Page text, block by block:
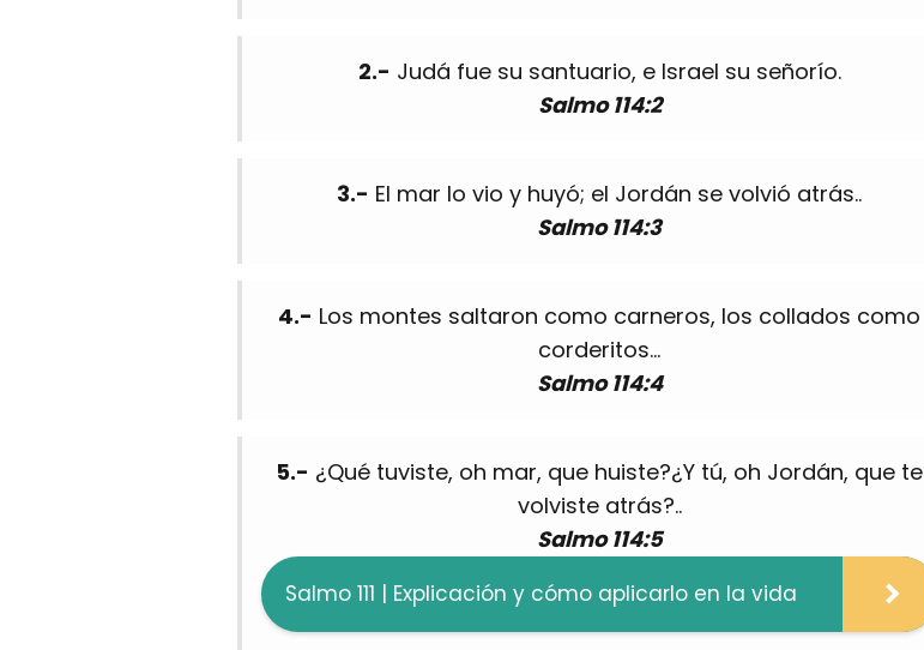
2.- Judá fue su santuario, e Israel su señorío.
Salmo 114:2
3.- El mar lo vio y huyó; el Jordán se volvió atrás..
Salmo 114:3
4.- Los montes saltaron como carneros, los collados como
corderitos…
Salmo 114:4
5.- ¿Qué tuviste, oh mar, que huiste?¿Y tú, oh Jordán, que te
volviste atrás?..
Salmo 114:5
Salmo 111 | Explicación y cómo aplicarlo en la vida